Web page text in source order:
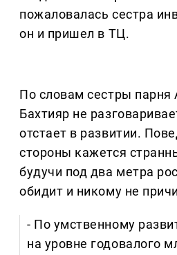
пожаловалась сестра
он и пришел в ТЦ.
По словам сестры парня
Бахтияр не
отстает в развитии.
стороны кажется
будучи под два метра
обидит и никому не
- По умственному
на уровне годовалого